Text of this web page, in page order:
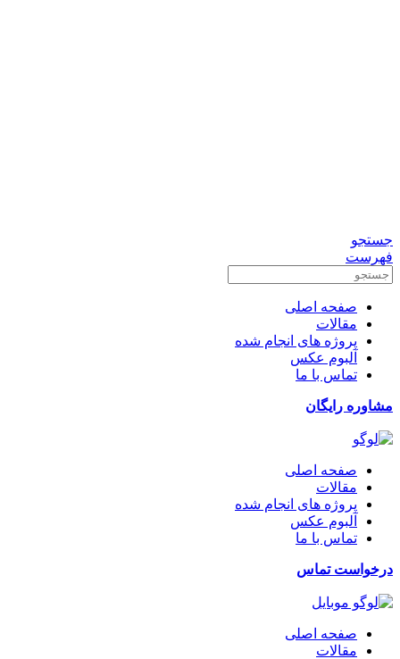
جستجو
فهرست
صفحه اصلی
مقالات
پروژه های انجام شده
آلبوم عکس
تماس با ما
مشاوره رایگان
صفحه اصلی
مقالات
پروژه های انجام شده
آلبوم عکس
تماس با ما
درخواست تماس
صفحه اصلی
مقالات